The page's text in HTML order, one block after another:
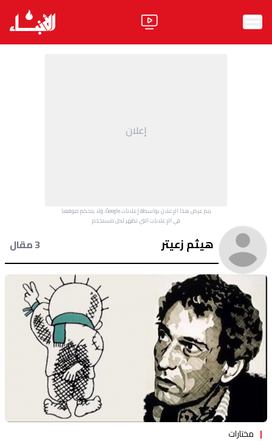
ثقافة ومجتمع
منوعات
ابحث
إعلان
يتم عرض هذا الإعلان بواسطة إعلانات Google، ولا يتحكم موقعنا
في الإعلانات التي تظهر لكل مستخدم.
هيثم زعيتر 3 مقال
مختارات